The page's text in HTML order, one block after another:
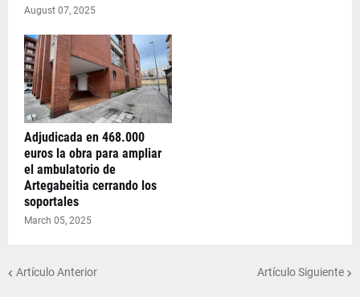
August 07, 2025
Adjudicada en 468.000
euros la obra para ampliar
el ambulatorio de
Artegabeitia cerrando los
soportales
March 05, 2025
Artículo Anterior Artículo Siguiente